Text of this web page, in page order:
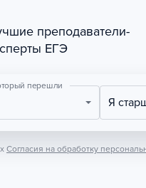
преподаватели-
ЕГЭ
перешли
Я
Согласия на обработку